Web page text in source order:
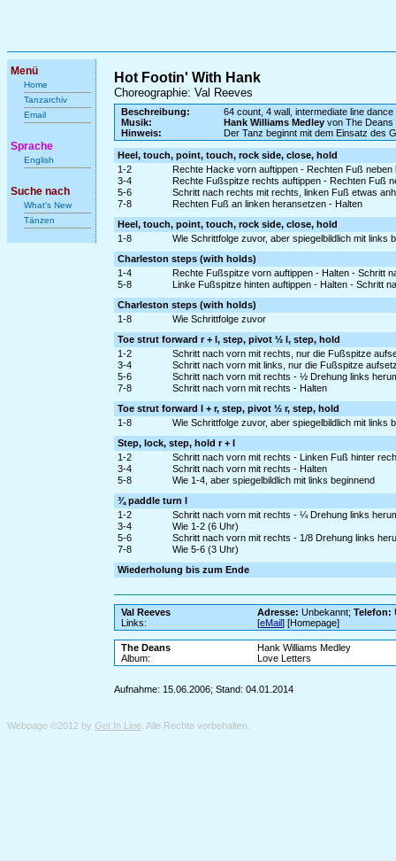
Menü
Home
Tanzarchiv
Email
Sprache
English
Suche nach
What's New
Tänzen
Hot Footin' With Hank
Choreographie: Val Reeves
Beschreibung:
64 count, 4 wall, intermediate line dance
Musik:
Hank Williams Medleyvon The Deans
Hinweis:
Der Tanz beginnt mit dem Einsatz des
Heel, touch, point, touch, rock side, close, hold
1-2
Rechte Hacke vorn auftippen - Rechten Fuß neben
3-4
Rechte Fußspitze rechts auftippen - Rechten Fuß
5-6
Schritt nach rechts mit rechts, linken Fuß etwas
7-8
Rechten Fuß an linken heransetzen - Halten
Heel, touch, point, touch, rock side, close, hold
1-8
Wie Schrittfolge zuvor, aber spiegelbildlich mit links
Charleston steps (with holds)
1-4
Rechte Fußspitze vorn auftippen - Halten - Schritt
5-8
Linke Fußspitze hinten auftippen - Halten - Schritt
Charleston steps (with holds)
1-8
Wie Schrittfolge zuvor
Toe strut forward r + l, step, pivot ½ l, step, hold
1-2
Schritt nach vorn mit rechts, nur die Fußspitze
3-4
Schritt nach vorn mit links, nur die Fußspitze
5-6
Schritt nach vorn mit rechts - ½ Drehung links
7-8
Schritt nach vorn mit rechts - Halten
Toe strut forward l + r, step, pivot ½ r, step, hold
1-8
Wie Schrittfolge zuvor, aber spiegelbildlich mit links
Step, lock, step, hold r + l
1-2
Schritt nach vorn mit rechts - Linken Fuß hinter
3-4
Schritt nach vorn mit rechts - Halten
5-8
Wie 1-4, aber spiegelbildlich mit links beginnend
¾ paddle turn l
1-2
Schritt nach vorn mit rechts - ¼ Drehung links
3-4
Wie 1-2 (6 Uhr)
5-6
Schritt nach vorn mit rechts - 1/8 Drehung links
7-8
Wie 5-6 (3 Uhr)
Wiederholung bis zum Ende
Val Reeves Adresse: Unbekannt;Telefon:
Links:
[eMail] [Homepage]
The Deans
Hank Williams Medley
Album:
Love Letters
Aufnahme: 15.06.2006; Stand: 04.01.2014
Webpage ©2012 by Get In Line . Alle Rechte vorbehalten.